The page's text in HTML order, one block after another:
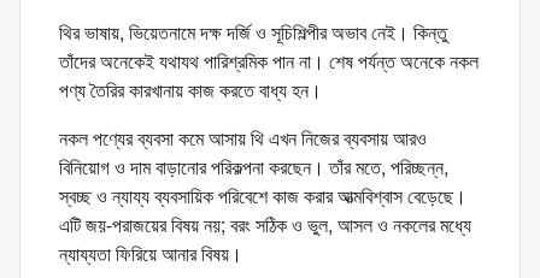
থির ভাষায়, ভিয়েতনামে দক্ষ দর্জি ও সূচিশিল্পীর অভাব নেই। কিন্তু
তাঁদের অনেকেই যথাযথ পারিশ্রমিক পান না। শেষ পর্যন্ত অনেকে নকল
পণ্য তৈরির কারখানায় কাজ করতে বাধ্য হন।
নকল পণ্যের ব্যবসা কমে আসায় থি এখন নিজের ব্যবসায় আরও
বিনিয়োগ ও দাম বাড়ানোর পরিকল্পনা করছেন। তাঁর মতে, পরিচ্ছন্ন,
স্বচ্ছ ও ন্যায্য ব্যবসায়িক পরিবেশে কাজ করার আত্মবিশ্বাস বেড়েছে।
এটি জয়-পরাজয়ের বিষয় নয়; বরং সঠিক ও ভুল, আসল ও নকলের মধ্যে
ন্যায্যতা ফিরিয়ে আনার বিষয়।